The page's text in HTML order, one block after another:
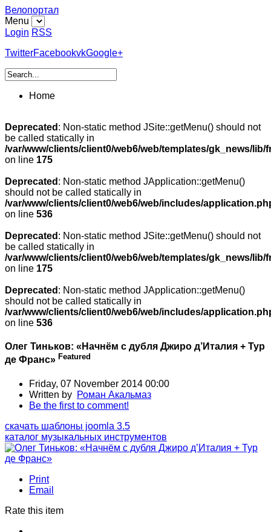
Велопортал
Menu
Login RSS
TwitterFacebookvkGoogle+
Home
Deprecated : Non-static method JSite::getMenu() should not
be called statically in
/var/www/clients/client0/web6/web/templates/gk_news/
on line 175
Deprecated : Non-static method JApplication::getMenu()
should not be called statically in
/var/www/clients/client0/web6/web/includes/
on line 536
Deprecated : Non-static method JSite::getMenu() should not
be called statically in
/var/www/clients/client0/web6/web/templates/gk_news/
on line 175
Deprecated : Non-static method JApplication::getMenu()
should not be called statically in
/var/www/clients/client0/web6/web/includes/
on line 536
Олег Тиньков: «Начнём с дубля Джиро д’Италия + Тур
де Франс» Featured
Friday, 07 November 2014 00:00
Written by Роман Акальмаз
Be the first to comment!
скачать шаблоны joomla 3.5
каталог музыкальных инструментов
Print
Email
Rate this item